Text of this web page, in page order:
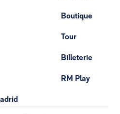
Boutique
Tour
Billeterie
RM Play